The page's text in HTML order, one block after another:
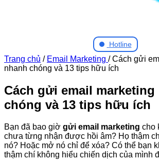
Hotline
Trang chủ / Email Marketing / Cách gửi
nhanh chóng và 13 tips hữu ích
Cách gửi email marketing
chóng và 13 tips hữu ích
Bạn đã bao giờ gửi email marketing cho
chưa từng nhận được hồi âm? Họ thậm
nó? Hoặc mở nó chỉ để xóa? Có thể bạn
thậm chí không hiểu chiến dịch của mình